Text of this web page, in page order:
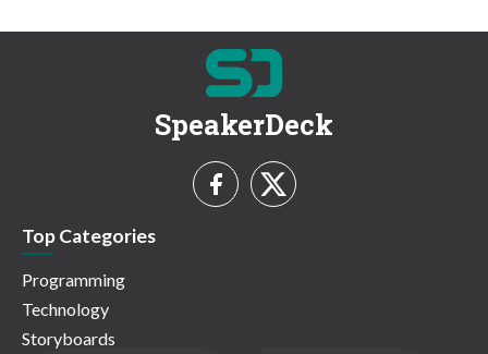
SpeakerDeck
Top Categories
Programming
Technology
Storyboards